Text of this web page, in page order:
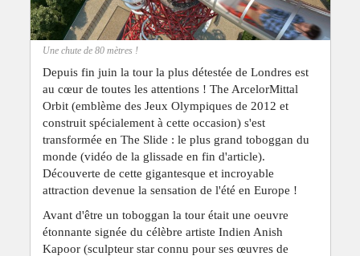
Une chute de 80 mètres !
Depuis fin juin la tour la plus détestée de Londres est
au cœur de toutes les attentions ! The ArcelorMittal
Orbit (emblème des Jeux Olympiques de 2012 et
construit spécialement à cette occasion) s'est
transformée en The Slide : le plus grand toboggan du
monde (vidéo de la glissade en fin d'article).
Découverte de cette gigantesque et incroyable
attraction devenue la sensation de l'été en Europe !
Avant d'être un toboggan la tour était une oeuvre
étonnante signée du célèbre artiste Indien Anish
Kapoor (sculpteur star connu pour ses œuvres de